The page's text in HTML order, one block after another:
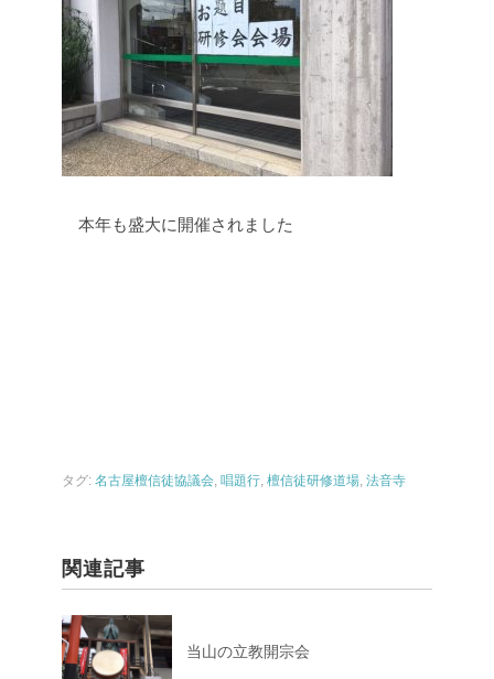
本年も盛大に開催されました
タグ: 名古屋檀信徒協議会, 唱題行, 檀信徒研修道場, 法音寺
関連記事
当山の立教開宗会